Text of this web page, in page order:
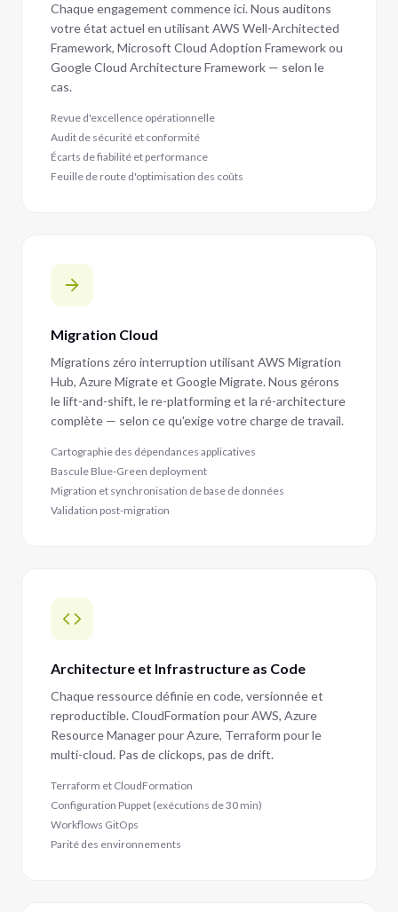
Chaque engagement commence ici. Nous auditons
votre état actuel en utilisant AWS Well-Architected
Framework, Microsoft Cloud Adoption Framework ou
Google Cloud Architecture Framework — selon le
cas.
Revue d'excellence opérationnelle
Audit de sécurité et conformité
Écarts de fiabilité et performance
Feuille de route d'optimisation des coûts
Migration Cloud
Migrations zéro interruption utilisant AWS Migration
Hub, Azure Migrate et Google Migrate. Nous gérons
le lift-and-shift, le re-platforming et la ré-architecture
complète — selon ce qu'exige votre charge de travail.
Cartographie des dépendances applicatives
Bascule Blue-Green deployment
Migration et synchronisation de base de données
Validation post-migration
Architecture et Infrastructure as Code
Chaque ressource définie en code, versionnée et
reproductible. CloudFormation pour AWS, Azure
Resource Manager pour Azure, Terraform pour le
multi-cloud. Pas de clickops, pas de drift.
Terraform et CloudFormation
Configuration Puppet (exécutions de 30 min)
Workflows GitOps
Parité des environnements